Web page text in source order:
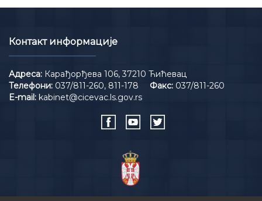
Контакт информације
Адреса: Карађорђева 106, 37210 Ћићевац
Телефони: 037/811-260, 811-178 Факс: 037/811-260
E-mail: kabinet@cicevac.ls.gov.rs